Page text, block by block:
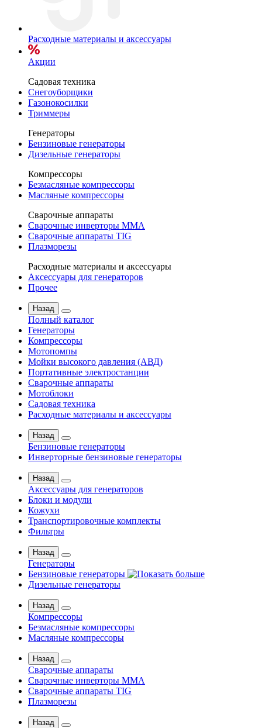
Расходные материалы и аксессуары
Акции
Садовая техника
Снегоуборщики
Газонокосилки
Триммеры
Генераторы
Бензиновые генераторы
Дизельные генераторы
Компрессоры
Безмасляные компрессоры
Масляные компрессоры
Сварочные аппараты
Сварочные инверторы MMA
Сварочные аппараты TIG
Плазморезы
Расходные материалы и аксессуары
Аксессуары для генераторов
Прочее
Назад
Полный каталог
Генераторы
Компрессоры
Мотопомпы
Мойки высокого давления (АВД)
Портативные электростанции
Сварочные аппараты
Мотоблоки
Садовая техника
Расходные материалы и аксессуары
Назад
Бензиновые генераторы
Инверторные бензиновые генераторы
Назад
Аксессуары для генераторов
Блоки и модули
Кожухи
Транспортировочные комплекты
Фильтры
Назад
Генераторы
Бензиновые генераторы
Дизельные генераторы
Назад
Компрессоры
Безмасляные компрессоры
Масляные компрессоры
Назад
Сварочные аппараты
Сварочные инверторы MMA
Сварочные аппараты TIG
Плазморезы
Назад